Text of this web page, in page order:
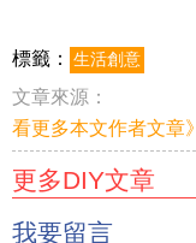
標籤： 生活創意
文章來源：
看更多本文作者文章》
更多DIY文章
我要留言